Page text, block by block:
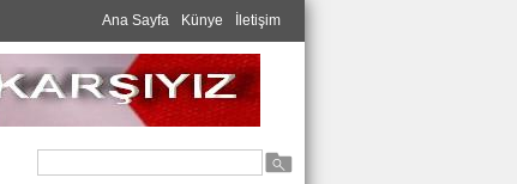
Ana Sayfa Künye İletişim